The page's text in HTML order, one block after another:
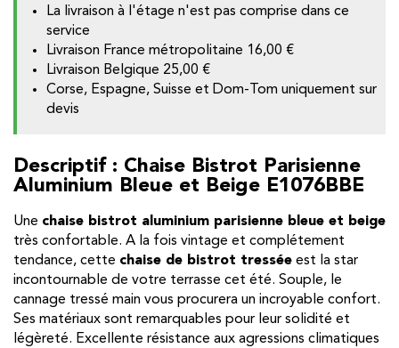
La livraison à l'étage n'est pas comprise dans ce
service
Livraison France métropolitaine 16,00 €
Livraison Belgique 25,00 €
Corse, Espagne, Suisse et Dom-Tom uniquement sur
devis
Descriptif : Chaise Bistrot Parisienne
Aluminium Bleue et Beige E1076BBE
Une chaise bistrot aluminium parisienne bleue et beige
très confortable. A la fois vintage et complétement
tendance, cette chaise de bistrot tressée est la star
incontournable de votre terrasse cet été. Souple, le
cannage tressé main vous procurera un incroyable confort.
Ses matériaux sont remarquables pour leur solidité et
légèreté. Excellente résistance aux agressions climatiques